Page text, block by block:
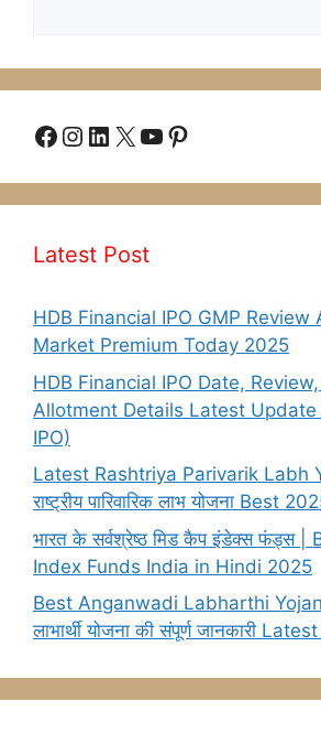
Facebook
Instagram
LinkedIn
X YouTube
Pinterest
Latest Post
HDB Financial IPO GMP Review
Market Premium Today 2025
HDB Financial IPO Date,
Allotment Details Latest
IPO)
Latest Rashtriya Parivarik Labh
राष्ट्रीय पारिवारिक लाभ योजना Best
भारत के सर्वश्रेष्ठ मिड कैप इंडेक्स फंड्स
Index Funds India in Hindi 2025
Best Anganwadi Labharthi
लाभार्थी योजना की संपूर्ण जानकारी